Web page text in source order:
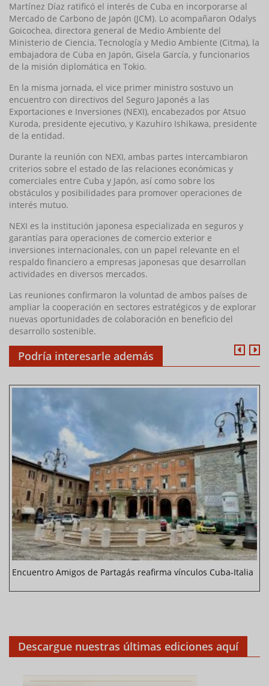
Martínez Díaz ratificó el interés de Cuba en incorporarse al
Mercado de Carbono de Japón (JCM). Lo acompañaron Odalys
Goicochea, directora general de Medio Ambiente del
Ministerio de Ciencia, Tecnología y Medio Ambiente (Citma), la
embajadora de Cuba en Japón, Gisela García, y funcionarios
de la misión diplomática en Tokio.
En la misma jornada, el vice primer ministro sostuvo un
encuentro con directivos del Seguro Japonés a las
Exportaciones e Inversiones (NEXI), encabezados por Atsuo
Kuroda, presidente ejecutivo, y Kazuhiro Ishikawa, presidente
de la entidad.
Durante la reunión con NEXI, ambas partes intercambiaron
criterios sobre el estado de las relaciones económicas y
comerciales entre Cuba y Japón, así como sobre los
obstáculos y posibilidades para promover operaciones de
interés mutuo.
NEXI es la institución japonesa especializada en seguros y
garantías para operaciones de comercio exterior e
inversiones internacionales, con un papel relevante en el
respaldo financiero a empresas japonesas que desarrollan
actividades en diversos mercados.
Las reuniones confirmaron la voluntad de ambos países de
ampliar la cooperación en sectores estratégicos y de explorar
nuevas oportunidades de colaboración en beneficio del
desarrollo sostenible.
Podría interesarle además
Encuentro Amigos de Partagás reafirma vínculos Cuba-Italia
Descargue nuestras últimas ediciones aquí